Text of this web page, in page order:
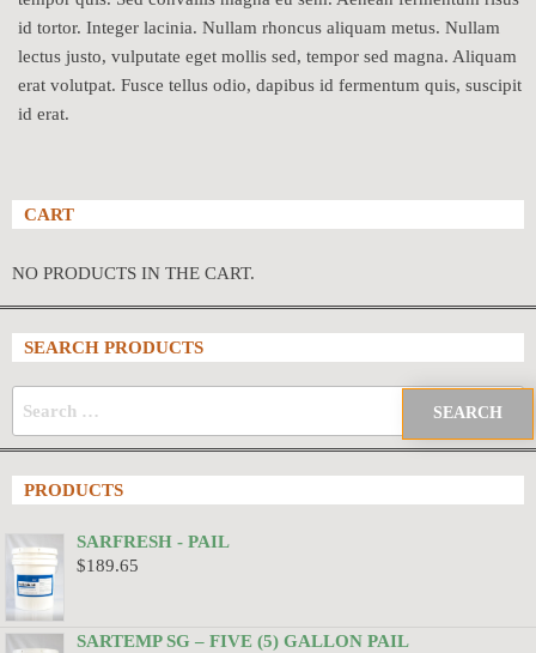
id tortor. Integer lacinia. Nullam rhoncus aliquam metus. Nullam
lectus justo, vulputate eget mollis sed, tempor sed magna. Aliquam
erat volutpat. Fusce tellus odio, dapibus id fermentum quis, suscipit
id erat.
CART
NO PRODUCTS IN THE CART.
SEARCH PRODUCTS
PRODUCTS
SARFRESH - PAIL
$189.65
SARTEMP SG – FIVE (5) GALLON PAIL